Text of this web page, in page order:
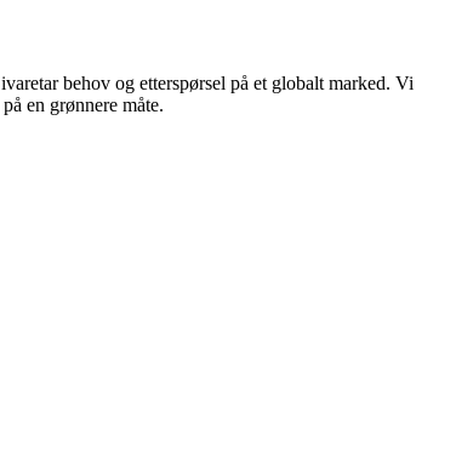
behov og etterspørsel på et globalt marked. Vi
en grønnere måte.